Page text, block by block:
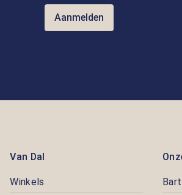
Aanmelden
Van Dal
Winkels